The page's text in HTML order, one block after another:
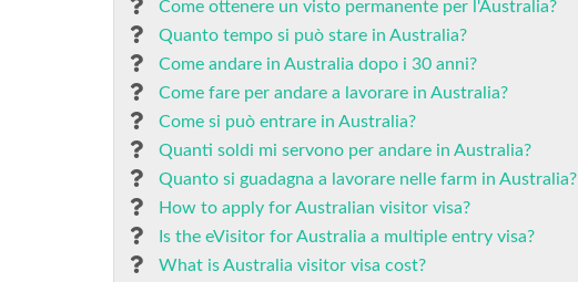
Come ottenere un visto permanente per l'Australia?
Quanto tempo si può stare in Australia?
Come andare in Australia dopo i 30 anni?
Come fare per andare a lavorare in Australia?
Come si può entrare in Australia?
Quanti soldi mi servono per andare in Australia?
Quanto si guadagna a lavorare nelle farm in Australia?
How to apply for Australian visitor visa?
Is the eVisitor for Australia a multiple entry visa?
What is Australia visitor visa cost?